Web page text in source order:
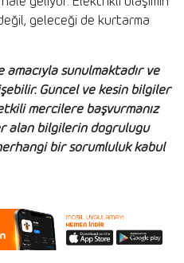
geleceği de kurtarma
sunulmaktadır ve
Güncel ve kesin bilgiler
mercilere başvurmanız
alan bilgilerin doğruluğu
bir sorumluluk kabul